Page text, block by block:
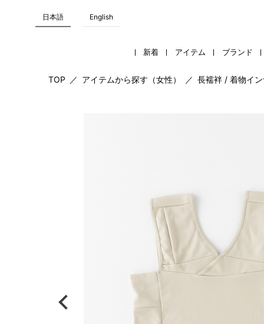
日本語 English
新着 アイテム ブランド
TOP ／ アイテムから探す（女性） ／ 長襦袢 / 着物イ